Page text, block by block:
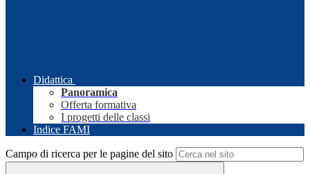
Didattica
Panoramica
Offerta formativa
I progetti delle classi
Indice FAMI
Campo di ricerca per le pagine del sito